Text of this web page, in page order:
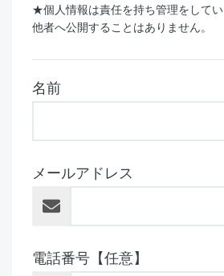
★個人情報は責任を持ち管理をして
他者へ公開することはありません。
名前
メールアドレス
電話番号【任意】